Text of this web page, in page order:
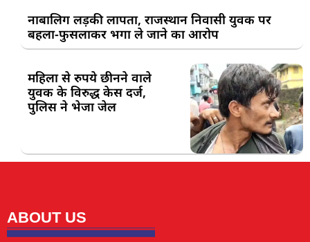
नाबालिग लड़की लापता, राजस्थान निवासी युवक पर
बहला-फुसलाकर भगा ले जाने का आरोप
महिला से रुपये छीनने वाले
युवक के विरुद्ध केस दर्ज,
पुलिस ने भेजा जेल
ABOUT US